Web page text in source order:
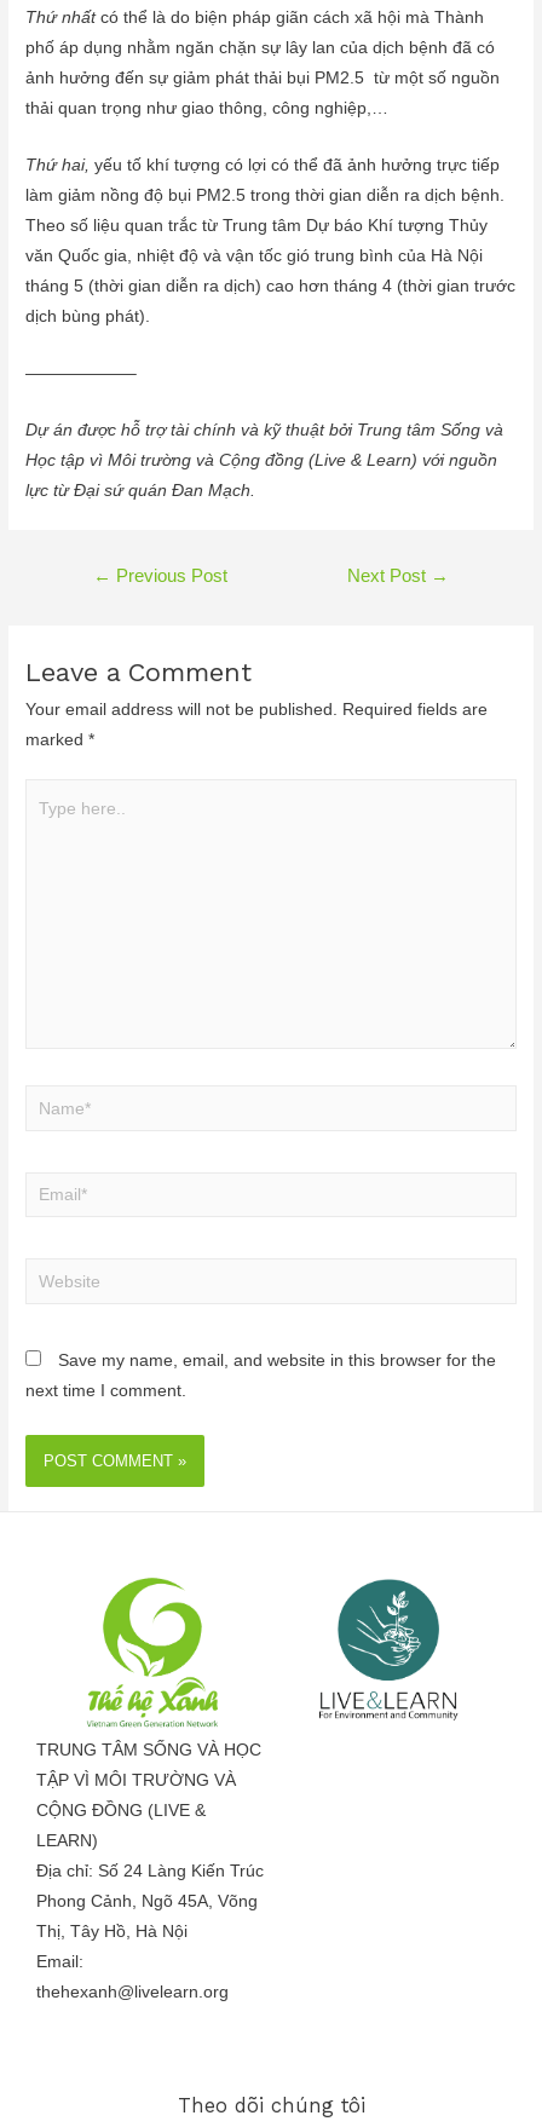
Thứ nhấtcó thể là do biện pháp giãn cách xã hội mà Thành
phố áp dụng nhằm ngăn chặn sự lây lan của dịch bệnh đã có
ảnh hưởng đến sự giảm phát thải bụi PM2.5 từ một số nguồn
thải quan trọng như giao thông, công nghiệp,…
Thứ hai,yếu tố khí tượng có lợi có thể đã ảnh hưởng trực tiếp
làm giảm nồng độ bụi PM2.5 trong thời gian diễn ra dịch bệnh.
Theo số liệu quan trắc từ Trung tâm Dự báo Khí tượng Thủy
văn Quốc gia, nhiệt độ và vận tốc gió trung bình của Hà Nội
tháng 5 (thời gian diễn ra dịch) cao hơn tháng 4 (thời gian trước
dịch bùng phát).
——————–
Dự án được hỗ trợ tài chính và kỹ thuật bởi Trung tâm Sống và
Học tập vì Môi trường và Cộng đồng (Live & Learn) với nguồn
lực từ Đại sứ quán Đan Mạch.
← Previous Post Next Post →
Leave a Comment
Your email address will not be published.
Required fields are
marked*
Save my name, email, and website in this browser for the
next time I comment.
TRUNG TÂM SỐNG VÀ HỌC
TẬP VÌ MÔI TRƯỜNG VÀ
CỘNG ĐỒNG (LIVE &
LEARN)
Địa chỉ: Số 24 Làng Kiến Trúc
Phong Cảnh, Ngõ 45A, Võng
Thị, Tây Hồ, Hà Nội
Email:
thehexanh@livelearn.org
Theo dõi chúng tôi